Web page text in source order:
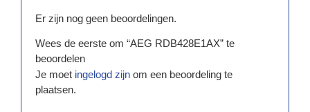
Er zijn nog geen beoordelingen.
Wees de eerste om “AEG RDB428E1AX” te
beoordelen
Je moet ingelogd zijn om een beoordeling te
plaatsen.